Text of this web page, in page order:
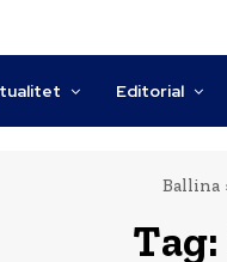
Editorial
Ballina
Tag: